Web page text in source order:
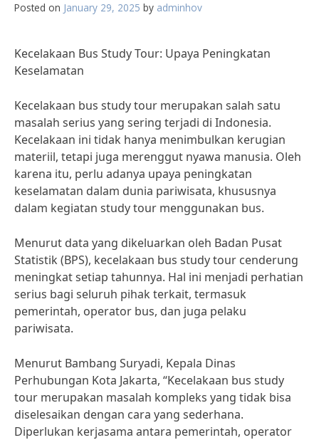
Posted on January 29, 2025 by adminhov
Kecelakaan Bus Study Tour: Upaya Peningkatan
Keselamatan
Kecelakaan bus study tour merupakan salah satu
masalah serius yang sering terjadi di Indonesia.
Kecelakaan ini tidak hanya menimbulkan kerugian
materiil, tetapi juga merenggut nyawa manusia. Oleh
karena itu, perlu adanya upaya peningkatan
keselamatan dalam dunia pariwisata, khususnya
dalam kegiatan study tour menggunakan bus.
Menurut data yang dikeluarkan oleh Badan Pusat
Statistik (BPS), kecelakaan bus study tour cenderung
meningkat setiap tahunnya. Hal ini menjadi perhatian
serius bagi seluruh pihak terkait, termasuk
pemerintah, operator bus, dan juga pelaku
pariwisata.
Menurut Bambang Suryadi, Kepala Dinas
Perhubungan Kota Jakarta, “Kecelakaan bus study
tour merupakan masalah kompleks yang tidak bisa
diselesaikan dengan cara yang sederhana.
Diperlukan kerjasama antara pemerintah, operator